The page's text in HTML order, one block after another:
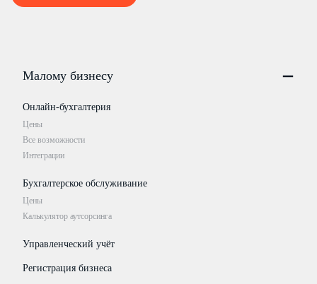
Малому бизнесу
Онлайн-бухгалтерия
Цены
Все возможности
Интеграции
Бухгалтерское обслуживание
Цены
Калькулятор аутсорсинга
Управленческий учёт
Регистрация бизнеса